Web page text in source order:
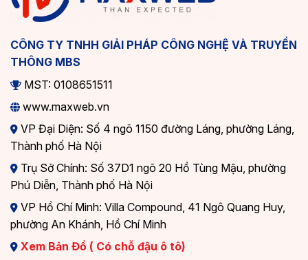
CÔNG TY TNHH GIẢI PHÁP CÔNG NGHỆ VÀ TRUYỀN
THÔNG MBS
MST: 0108651511
www.maxweb.vn
VP Đại Diện: Số 4 ngõ 1150 đường Láng, phường Láng,
Thành phố Hà Nội
Trụ Sở Chính: Số 37D1 ngõ 20 Hồ Tùng Mậu, phường
Phú Diễn, Thành phố Hà Nội
VP Hồ Chí Minh: Villa Compound, 41 Ngô Quang Huy,
phường An Khánh, Hồ Chí Minh
Xem Bản Đồ ( Có chỗ đậu ô tô)